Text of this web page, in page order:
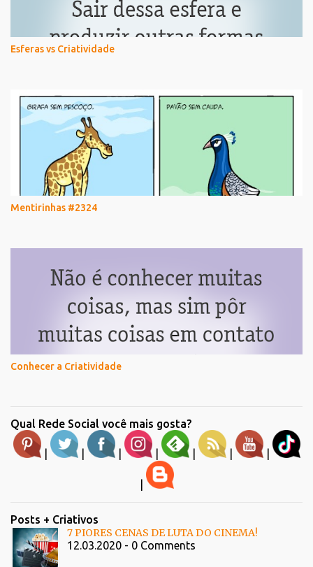
Esferas vs Criatividade
Mentirinhas #2324
Conhecer a Criatividade
Qual Rede Social você mais gosta?
| | | | | | |
Posts + Criativos
7 PIORES CENAS DE LUTA DO CINEMA!
12.03.2020 - 0 Comments